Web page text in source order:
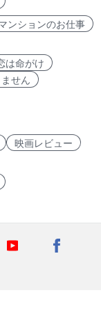
ンションのお仕事
は命がけ
せん
映画レビュー